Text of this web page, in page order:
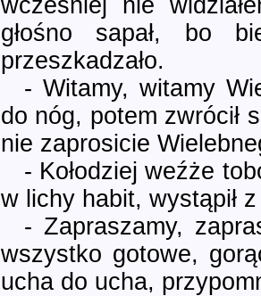
głośno sapał, bo
przeszkadzało.
- Witamy, witamy
do nóg, potem zwrócił
nie zaprosicie
- Kołodziej weźże
w lichy habit, wystąpił z
- Zapraszamy,
wszystko gotowe,
ucha do ucha,